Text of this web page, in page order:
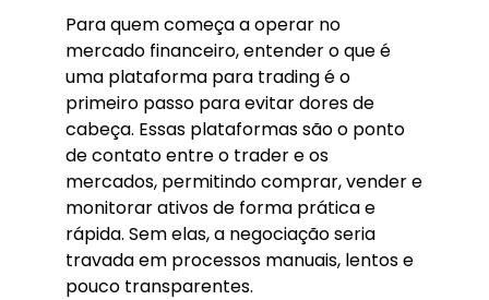
Para quem começa a operar no
mercado financeiro, entender o que é
uma plataforma para trading é o
primeiro passo para evitar dores de
cabeça. Essas plataformas são o ponto
de contato entre o trader e os
mercados, permitindo comprar, vender e
monitorar ativos de forma prática e
rápida. Sem elas, a negociação seria
travada em processos manuais, lentos e
pouco transparentes.